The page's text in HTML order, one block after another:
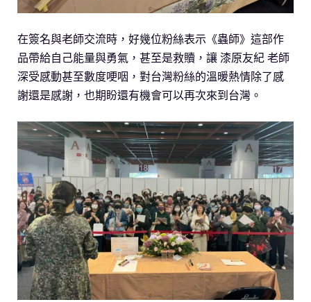
在簽名與老師交流時，好幾位粉絲表示《蟲師》這部作
品帶給自己能量與勇氣，甚至是救贖，讓 漆原友紀 老師
深受感動甚至數度哽咽，對台灣粉絲的溫暖熱情除了感
謝還是感謝，也期盼還有機會可以再次來到台灣。